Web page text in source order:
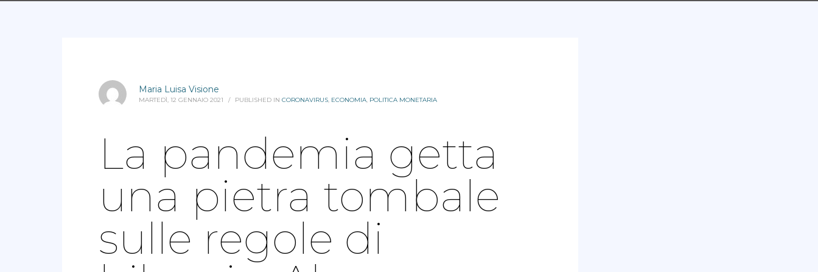
Maria Luisa Visione
MARTEDÌ, 12 GENNAIO 2021 / PUBLISHED IN CORONAVIRUS, ECONOMIA, POLITICA MONETARIA
La pandemia getta
una pietra tombale
sulle regole di